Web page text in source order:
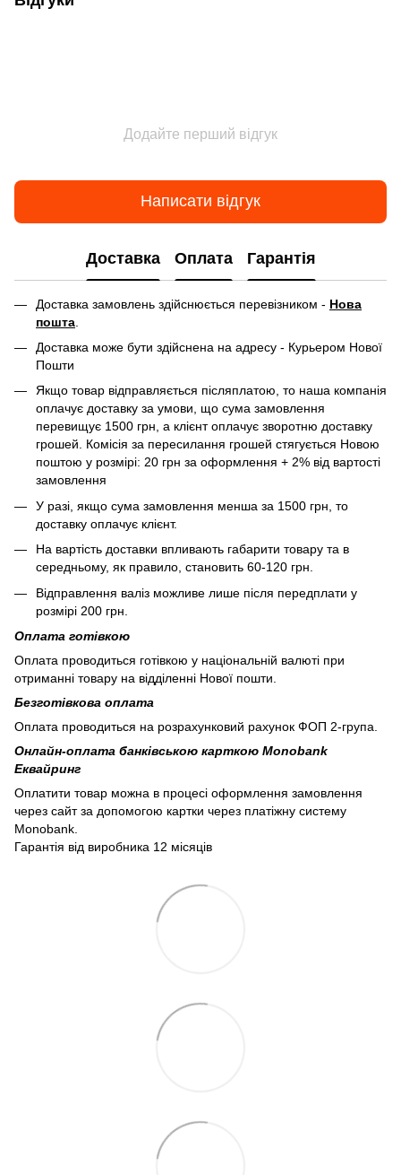
Додайте перший відгук
Написати відгук
Доставка Оплата Гарантія
Доставка замовлень здійснюється перевізником - Нова
пошта
Доставка може бути здійснена на адресу - Курьером Нової
Пошти
Якщо товар відправляється післяплатою, то наша компанія
оплачує доставку за умови, що сума замовлення
перевищує 1500 грн, а клієнт оплачує зворотню доставку
грошей. Комісія за пересилання грошей стягується Новою
поштою у розмірі: 20 грн за оформлення + 2% від вартості
замовлення
У разі, якщо сума замовлення менша за 1500 грн, то
доставку оплачує клієнт.
На вартість доставки впливають габарити товару та в
середньому, як правило, становить 60-120 грн.
Відправлення валіз можливе лише після передплати у
розмірі 200 грн.
Оплата готівкою
Оплата проводиться готівкою у національній валюті при
отриманні товару на відділенні Нової пошти.
Безготівкова оплата
Оплата проводиться на розрахунковий рахунок ФОП 2-група.
Онлайн-оплата банківською карткою Monobank
Еквайринг
Оплатити товар можна в процесі оформлення замовлення
через сайт за допомогою картки через платіжну систему
Monobank.
Гарантія від виробника 12 місяців